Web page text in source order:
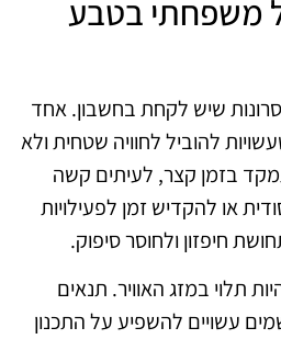
משפחתי בטבע
שיש לקחת בחשבון. אחד
להוביל לחוויה שטחית ולא
בזמן קצר, לעיתים קשה
או להקדיש זמן לפעילויות
חיפזון ולחוסר סיפוק.
תלוי במזג האוויר. תנאים
עשויים להשפיע על התכנון